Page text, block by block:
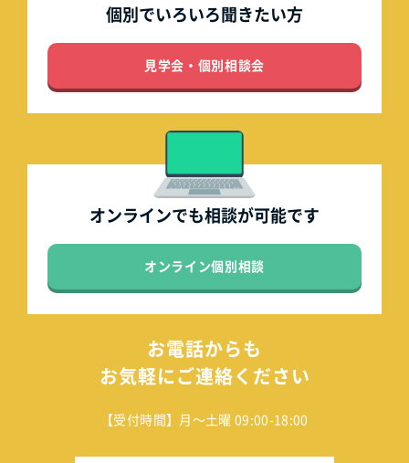
個別でいろいろ聞きたい方
見学会・個別相談会
オンラインでも相談が可能です
オンライン個別相談
お電話からも
お気軽にご連絡ください
【受付時間】月～土曜 09:00-18:00